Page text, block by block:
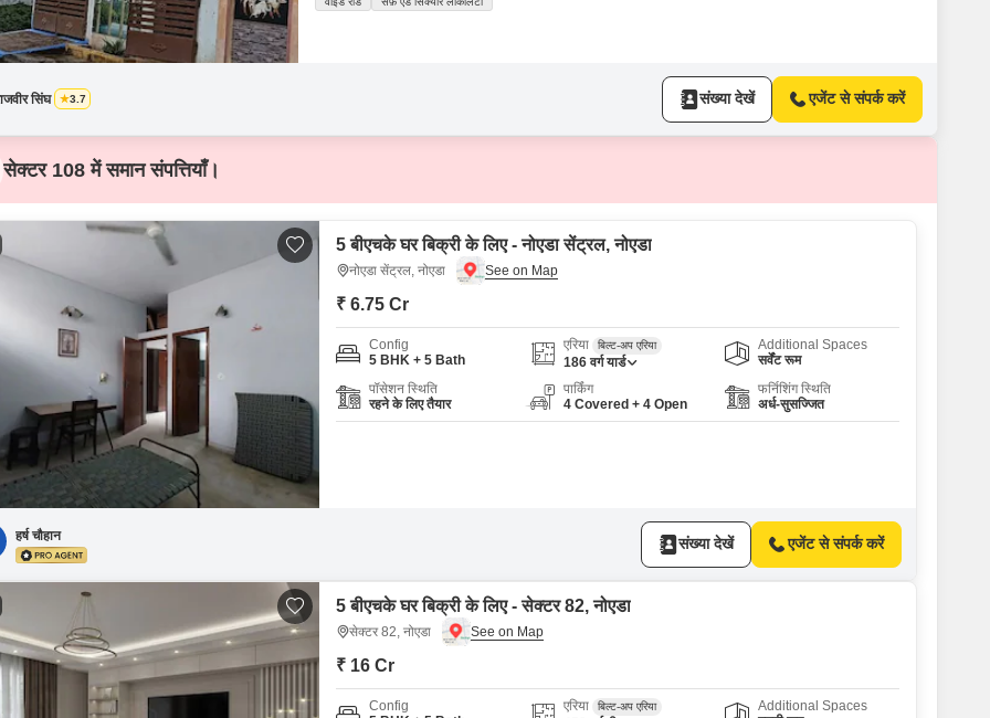
सिंघ 3.7 संख्या देखें एजेंट से संपर्क करें
सेक्टर 108 में समान संपत्तियाँ।
5 बीएचके घर बिक्री के लिए - नोएडा सेंट्रल, नोएडा
नोएडा सेंट्रल, नोएडा
₹ 6.75 Cr
Config
5 BHK + 5 Bath
एरिया बिल्ट-अप एरिया
186 वर्ग यार्ड
Additional Spaces
सर्वेंट रूम
पॉसेशन स्थिति
रहने के लिए तैयार
पार्किंग
4 Covered + 4 Open
फर्निशिंग स्थिति
अर्ध-सुसज्जित
हर्ष चौहान संख्या देखें एजेंट से संपर्क करें
5 बीएचके घर बिक्री के लिए - सेक्टर 82, नोएडा
सेक्टर 82, नोएडा
₹ 16 Cr
Config
एरिया बिल्ट-अप एरिया
Additional Spaces